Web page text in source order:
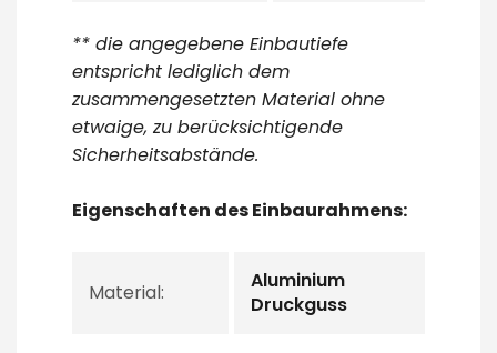
** die angegebene Einbautiefe
entspricht lediglich dem
zusammengesetzten Material ohne
etwaige, zu berücksichtigende
Sicherheitsabstände.
Eigenschaften des Einbaurahmens:
Material:
Aluminium
Druckguss